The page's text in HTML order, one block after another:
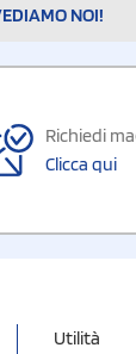
NOI!
Richiedi
Clicca qui
Utilità